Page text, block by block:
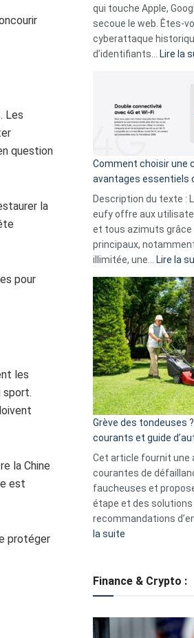
Les
question
la
pour
les
sport.
la Chine
est
protéger
9
qui touche Apple,
secoue le web. Êtes-
cyberattaque
d’identifiants…
Lire la
Comment choisir une
avantages essentiels
Description du texte :
eufy offre aux
et tous azimuts grâce
principaux,
illimitée, une…
Lire la
Grève des tondeuses
courants et guide
Cet article fournit une
courantes de
faucheuses et
étape et des solutions
recommandations
la suite
tondeuses
Finance & Crypto :